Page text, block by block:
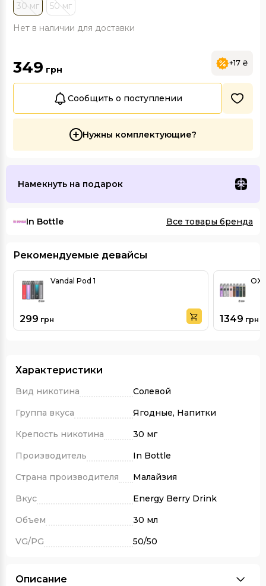
30 мг 50 мг
Нет в наличии для доставки
349 грн
+17 ₴
Сообщить о поступлении
Нужны комплектующие?
Намекнуть на подарок
In Bottle Все товары бренда
Рекомендуемые девайсы
Vandal Pod 1
299 грн 1349 грн
Характеристики
Вид никотина
Солевой
Группа вкуса
Ягодные, Напитки
Крепость никотина
30 мг
Производитель
In Bottle
Страна производителя
Малайзия
Вкус
Energy Berry Drink
Объем
30 мл
VG/PG
50/50
Описание